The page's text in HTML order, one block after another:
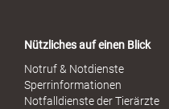
x
Nützliches auf einen Blick
Notruf & Notdienste
Sperrinformationen
Notfalldienste der Tierärzte